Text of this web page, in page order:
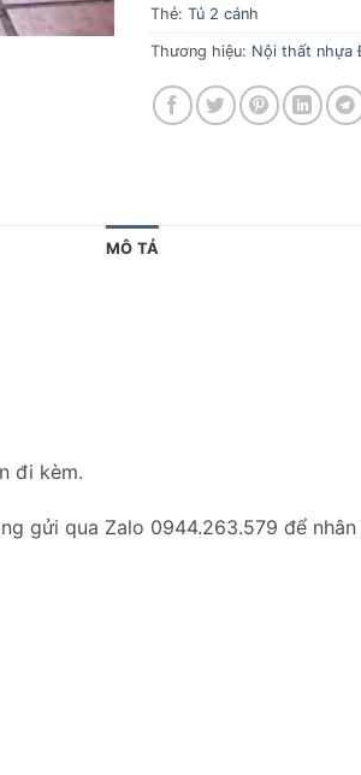
Thẻ: Tủ 2 cánh
Thương hiệu: Nội thất nhựa
MÔ TẢ
đi kèm.
gửi qua Zalo 0944.263.579 để